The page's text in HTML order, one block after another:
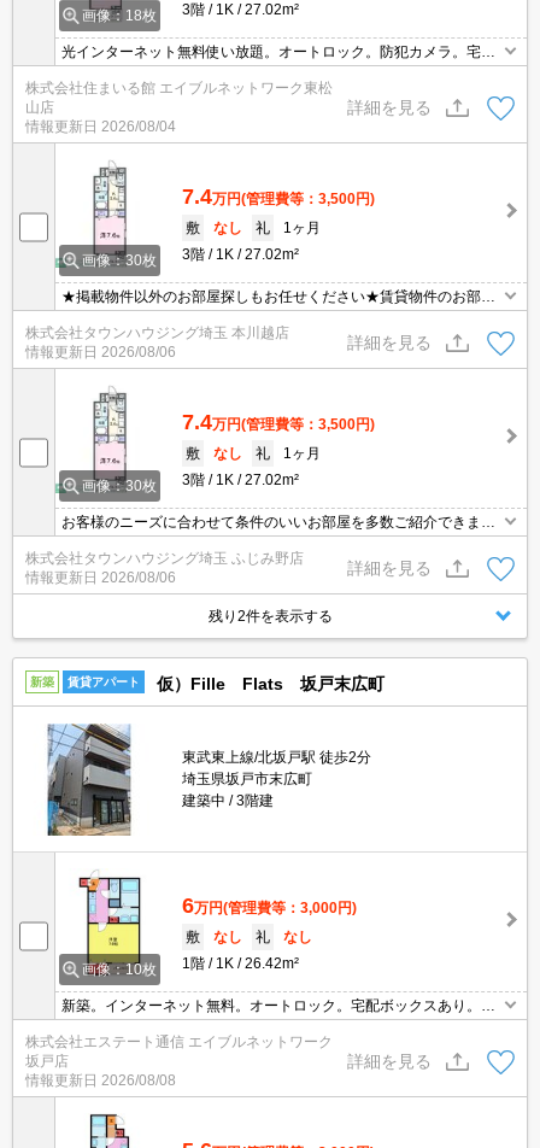
画像：18枚
3階
1K 27.02m²
光インターネット無料使い放題。オートロック。防犯カメラ。宅配
ロッカー。都市ガス。防振フローリング。システムキッチン。
株式会社住まいる館 エイブルネットワーク東松
山店
情報更新日 2026/08/04
詳細を見る
画像：30枚
7.4万円(管理費等：3,500円)
敷
なし 礼
1ヶ月
3階
1K 27.02m²
★掲載物件以外のお部屋探しもお任せください★賃貸物件のお部屋
探しはタウンハウジングへ★
株式会社タウンハウジング埼玉 本川越店
情報更新日 2026/08/06
詳細を見る
画像：30枚
7.4万円(管理費等：3,500円)
敷
なし 礼
1ヶ月
3階
1K 27.02m²
お客様のニーズに合わせて条件のいいお部屋を多数ご紹介できます♪
情報数No.1のタウンハウジングまで是非お問い合わせください！
株式会社タウンハウジング埼玉 ふじみ野店
情報更新日 2026/08/06
詳細を見る
残り2件を表示する
新築 賃貸アパート 仮）Fille Flats 坂戸末広町
東武東上線/北坂戸駅 徒歩2分
埼玉県坂戸市末広町
建築中
3階建
画像：10枚
6万円(管理費等：3,000円)
敷
なし 礼
なし
1階
1K 26.42m²
新築。インターネット無料。オートロック。宅配ボックスあり。都
市ガス。浴室乾燥機。2口ガスコンロ。独立洗面台。室内洗濯機置
き場。
株式会社エステート通信 エイブルネットワーク
坂戸店
情報更新日 2026/08/08
詳細を見る